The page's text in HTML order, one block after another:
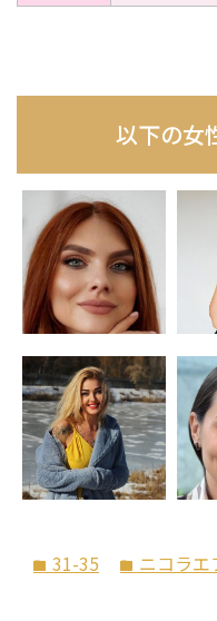
以下の女
folder 31-35 folder ニコラエ